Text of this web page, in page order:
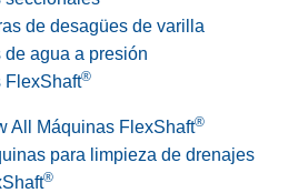
de desagües de varilla
de agua a presión
FlexShaft®
All Máquinas FlexShaft®
para limpieza de drenajes
®